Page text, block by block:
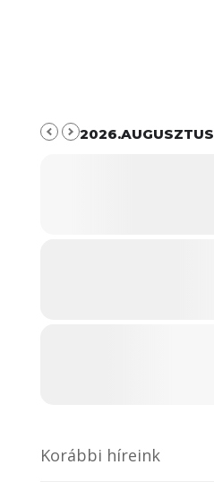
2026.AUGUSZTUS
Korábbi híreink